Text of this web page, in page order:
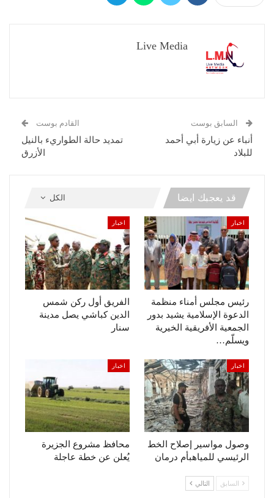
Live Media
السابق بوست
أنباء عن زيارة أبي أحمد
للبلاد
القادم بوست
تمديد حالة الطواريء بالنيل
الأزرق
الكل قد يعجبك ايضا
اخبار
رئيس مجلس أمناء منظمة
الدعوة الإسلامية يشيد بدور
الجمعية الأفريقية الخيرية
ويسلّم…
اخبار
الفريق أول ركن شمس
الدين كباشي يصل مدينة
سنار
اخبار
وصول مواسير إصلاح الخط
الرئيسي للمياهبأم درمان
اخبار
محافظ مشروع الجزيرة
يُعلن عن خطة عاجلة
السابق التالي